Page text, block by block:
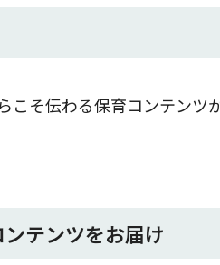
こそ伝わる保育コンテンツ
テンツをお届け